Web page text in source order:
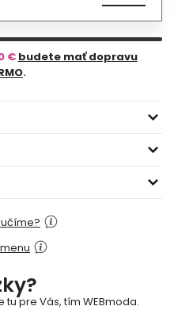
€ budete mať dopravu
.
tu pre Vás, tím WEBmoda.